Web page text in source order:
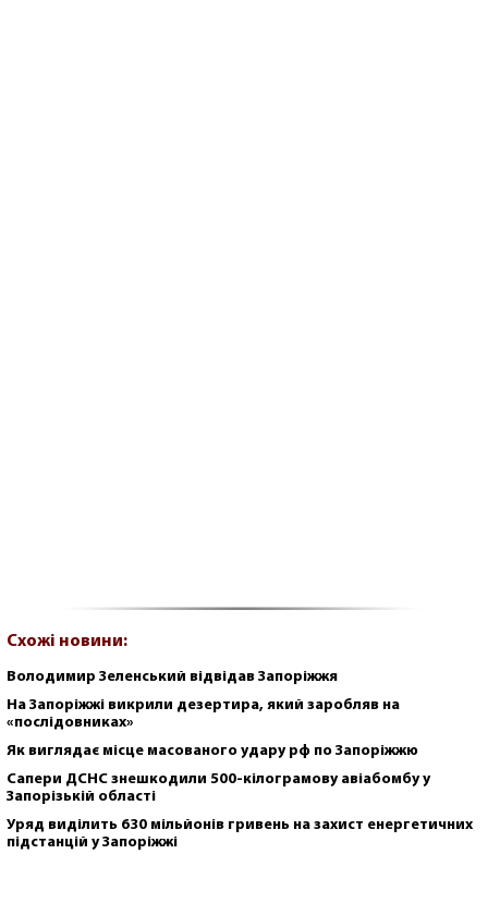
Схожі новини:
Володимир Зеленський відвідав Запоріжжя
На Запоріжжі викрили дезертира, який заробляв на
«послідовниках»
Як виглядає місце масованого удару рф по Запоріжжю
Сапери ДСНС знешкодили 500-кілограмову авіабомбу у
Запорізькій області
Уряд виділить 630 мільйонів гривень на захист енергетичних
підстанцій у Запоріжжі